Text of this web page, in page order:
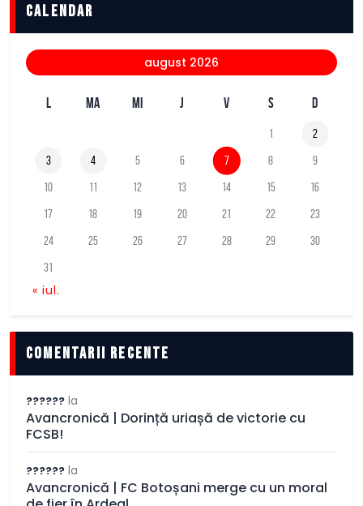
Calendar
august 2026
L MA MI J V S D
1 2
3 4 5 6 7 8 9
10 11 12 13 14 15 16
17 18 19 20 21 22 23
24 25 26 27 28 29 30
31
« iul.
comentarii recente
?????? la
Avancronică | Dorință uriașă de victorie cu
FCSB!
?????? la
Avancronică | FC Botoșani merge cu un moral